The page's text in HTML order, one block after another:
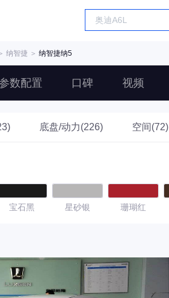
纳智捷 ＞ 纳智捷纳5
数配置 口碑 视频
底盘/动力(226) 空间(72)
宝石黑 星砂银 珊瑚红